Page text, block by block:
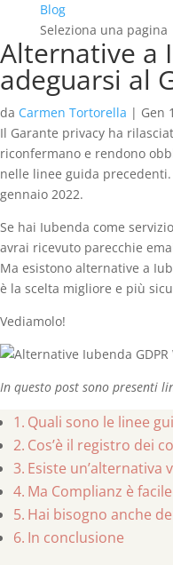
Blog
Seleziona una pagina
Alternative a
adeguarsi al
da Carmen Tortorella | Gen
Il Garante privacy ha
riconfermano e rendono
nelle linee guida
gennaio 2022.
Se hai Iubenda come
avrai ricevuto parecchie
Ma esistono alternative a
è la scelta migliore e più
Vediamolo!
In questo post sono presenti
Quali sono le linee
Cos’è il registro dei
Esiste un’alternativa
Ma Complianz è
Hai bisogno anche
In conclusione